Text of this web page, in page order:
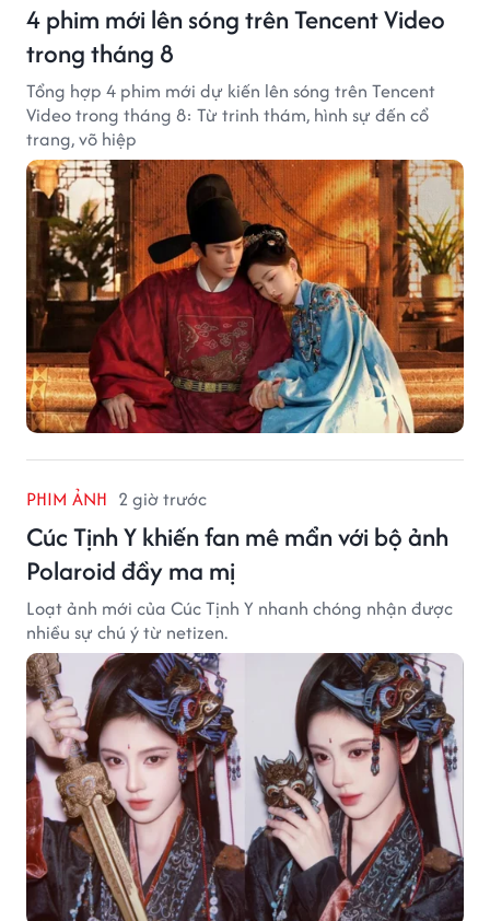
4 phim mới lên sóng trên Tencent Video
trong tháng 8
Tổng hợp 4 phim mới dự kiến lên sóng trên Tencent
Video trong tháng 8: Từ trinh thám, hình sự đến cổ
trang, võ hiệp
PHIM ẢNH 2 giờ trước
Cúc Tịnh Y khiến fan mê mẩn với bộ ảnh
Polaroid đầy ma mị
Loạt ảnh mới của Cúc Tịnh Y nhanh chóng nhận được
nhiều sự chú ý từ netizen.